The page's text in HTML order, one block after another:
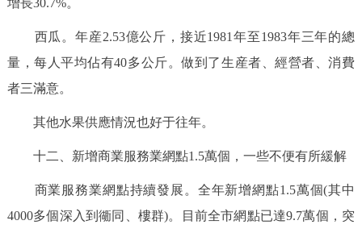
增長30.7%。
西瓜。年産2.53億公斤，接近1981年至1983年三年的總
量，每人平均佔有40多公斤。做到了生産者、經營者、消費
者三滿意。
其他水果供應情況也好于往年。
十二、新增商業服務業網點1.5萬個，一些不便有所緩解
商業服務業網點持續發展。全年新增網點1.5萬個(其中
4000多個深入到衚同、樓群)。目前全市網點已達9.7萬個，突